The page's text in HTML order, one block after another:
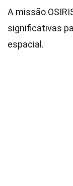
A missão
significativas
espacial.